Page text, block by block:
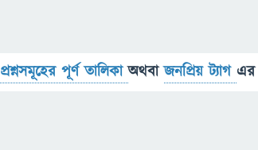
প্রশ্নসমূহের পূর্ণ তালিকাঅথবাজনপ্রিয় ট্যাগ এর